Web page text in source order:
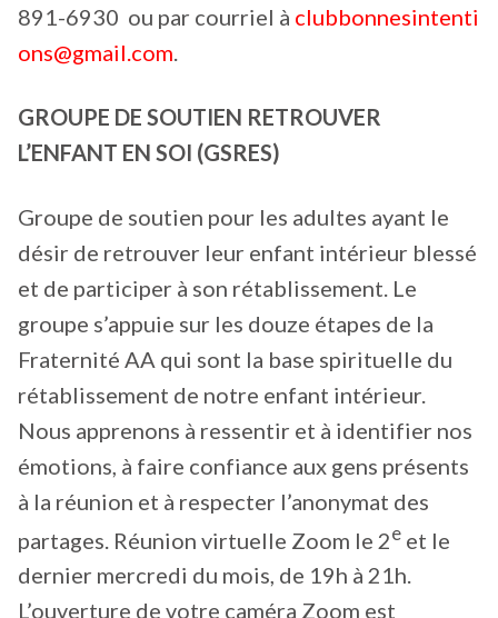
891-6930 ou par courriel à clubbonnesintenti
ons@gmail.com.
GROUPE DE SOUTIEN RETROUVER
L’ENFANT EN SOI (GSRES)
Groupe de soutien pour les adultes ayant le
désir de retrouver leur enfant intérieur blessé
et de participer à son rétablissement. Le
groupe s’appuie sur les douze étapes de la
Fraternité AA qui sont la base spirituelle du
rétablissement de notre enfant intérieur.
Nous apprenons à ressentir et à identifier nos
émotions, à faire confiance aux gens présents
à la réunion et à respecter l’anonymat des
partages. Réunion virtuelle Zoom le 2e et le
dernier mercredi du mois, de 19h à 21h.
L’ouverture de votre caméra Zoom est